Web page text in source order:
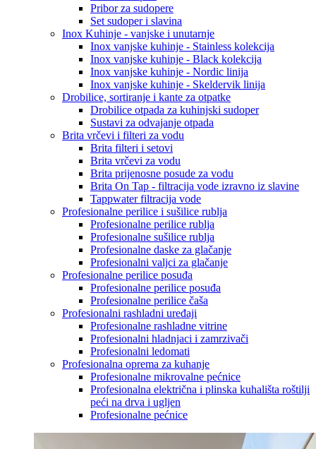
Pribor za sudopere
Set sudoper i slavina
Inox Kuhinje - vanjske i unutarnje
Inox vanjske kuhinje - Stainless kolekcija
Inox vanjske kuhinje - Black kolekcija
Inox vanjske kuhinje - Nordic linija
Inox vanjske kuhinje - Skeldervik linija
Drobilice, sortiranje i kante za otpatke
Drobilice otpada za kuhinjski sudoper
Sustavi za odvajanje otpada
Brita vrčevi i filteri za vodu
Brita filteri i setovi
Brita vrčevi za vodu
Brita prijenosne posude za vodu
Brita On Tap - filtracija vode izravno iz slavine
Tappwater filtracija vode
Profesionalne perilice i sušilice rublja
Profesionalne perilice rublja
Profesionalne sušilice rublja
Profesionalne daske za glačanje
Profesionalni valjci za glačanje
Profesionalne perilice posuđa
Profesionalne perilice posuđa
Profesionalne perilice čaša
Profesionalni rashladni uređaji
Profesionalne rashladne vitrine
Profesionalni hladnjaci i zamrzivači
Profesionalni ledomati
Profesionalna oprema za kuhanje
Profesionalne mikrovalne pećnice
Profesionalna električna i plinska kuhališta roštilji
peći na drva i ugljen
Profesionalne pećnice